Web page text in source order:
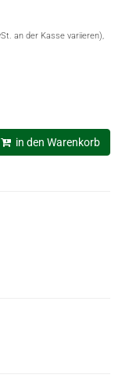
an der Kasse variieren),
in den Warenkorb